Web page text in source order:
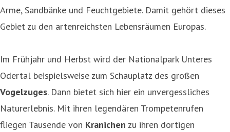
Arme, Sandbänke und Feuchtgebiete. Damit gehört dieses
Gebiet zu den artenreichsten Lebensräumen Europas.
Im Frühjahr und Herbst wird der Nationalpark Unteres
Odertal beispielsweise zum Schauplatz des großen
Vogelzuges. Dann bietet sich hier ein unvergessliches
Naturerlebnis. Mit ihren legendären Trompetenrufen
fliegen Tausende von Kranichen zu ihren dortigen